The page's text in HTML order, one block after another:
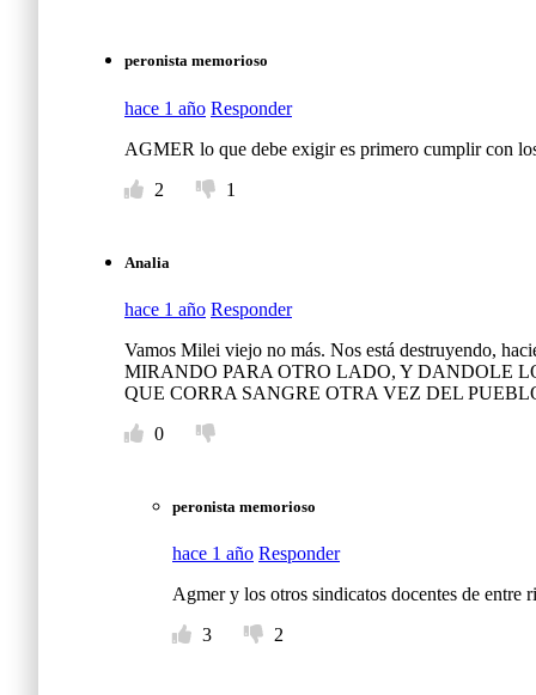
peronista memorioso
hace 1 año Responder
AGMER lo que debe exigir es primero cumplir con
2
1
Analia
hace 1 año Responder
Vamos Milei viejo no más. Nos está destruyendo,
MIRANDO PARA OTRO LADO, Y DANDOLE
QUE CORRA SANGRE OTRA VEZ DEL
0
peronista memorioso
hace 1 año Responder
Agmer y los otros sindicatos docentes de entre
3
2